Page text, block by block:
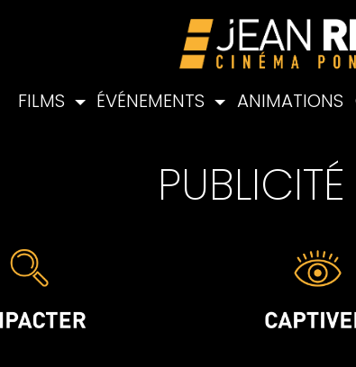
FILMS ÉVÉNEMENTS ANIMATIONS